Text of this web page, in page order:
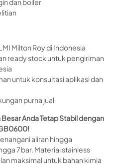
dan boiler
Milton Roy di Indonesia
ready stock untuk pengiriman
untuk konsultasi aplikasi dan
purna jual
Anda Tetap Stabil dengan
aliran hingga
7 bar. Material stainless
maksimal untuk bahan kimia